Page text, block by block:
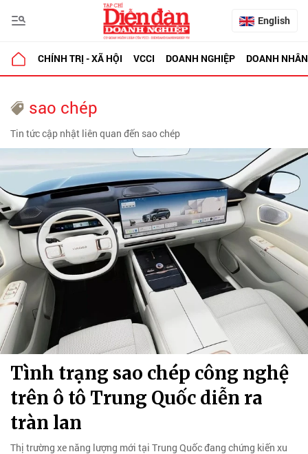
English
CHÍNH TRỊ - XÃ HỘI VCCI DOANH NGHIỆP DOANH NHÂN
sao chép
Tin tức cập nhật liên quan đến sao chép
Tình trạng sao chép công nghệ
trên ô tô Trung Quốc diễn ra
tràn lan
Thị trường xe năng lượng mới tại Trung Quốc đang chứng kiến xu